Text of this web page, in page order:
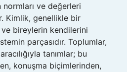
ve değerleri
Kimlik, genellikle bir
bireylerin kendilerini
parçasıdır. Toplumlar,
tanımlar; bu
konuşma biçimlerinden,